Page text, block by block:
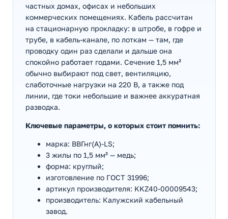
частных домах, офисах и небольших
коммерческих помещениях. Кабель рассчитан
на стационарную прокладку: в штробе, в гофре и
трубе, в кабель-канале, по лоткам — там, где
проводку один раз сделали и дальше она
спокойно работает годами. Сечение 1,5 мм²
обычно выбирают под свет, вентиляцию,
слаботочные нагрузки на 220 В, а также под
линии, где токи небольшие и важнее аккуратная
разводка.
Ключевые параметры, о которых стоит помнить:
марка: ВВГнг(А)-LS;
3 жилы по 1,5 мм² — медь;
форма: круглый;
изготовление по ГОСТ 31996;
артикул производителя: KKZ40-00009543;
производитель: Калужский кабельный
завод.